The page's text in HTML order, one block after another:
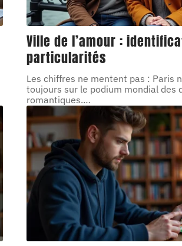
Ville de l’amour :
particularités
Les chiffres ne mentent pas : Paris
toujours sur le podium mondial des
romantiques.…